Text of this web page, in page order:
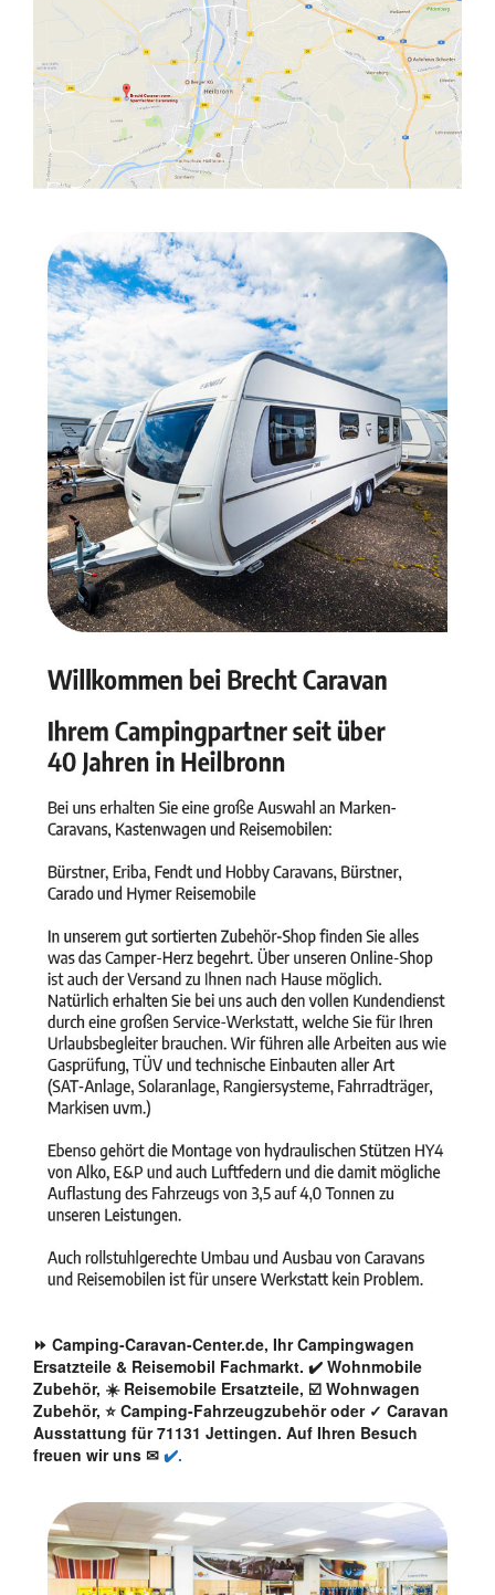
⏩ Camping-Caravan-Center.de, Ihr Campingwagen
Ersatzteile & Reisemobil Fachmarkt. ✔️ Wohnmobile
Zubehör, ☀️ Reisemobile Ersatzteile, ☑️ Wohnwagen
Zubehör, ⭐ Camping-Fahrzeugzubehör oder ✓ Caravan
Ausstattung für 71131 Jettingen. Auf Ihren Besuch
freuen wir uns ✉ ✔️.